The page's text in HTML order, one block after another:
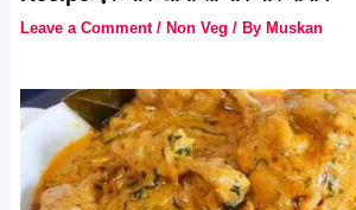
Leave a Comment / Non Veg / By Muskan